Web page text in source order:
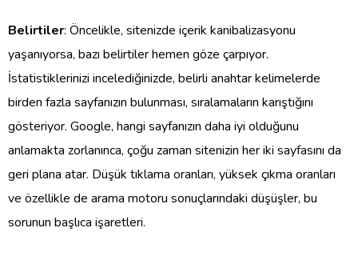
Belirtiler: Öncelikle, sitenizde içerik kanibalizasyonu
yaşanıyorsa, bazı belirtiler hemen göze çarpıyor.
İstatistiklerinizi incelediğinizde, belirli anahtar kelimelerde
birden fazla sayfanızın bulunması, sıralamaların karıştığını
gösteriyor. Google, hangi sayfanızın daha iyi olduğunu
anlamakta zorlanınca, çoğu zaman sitenizin her iki sayfasını da
geri plana atar. Düşük tıklama oranları, yüksek çıkma oranları
ve özellikle de arama motoru sonuçlarındaki düşüşler, bu
sorunun başlıca işaretleri.